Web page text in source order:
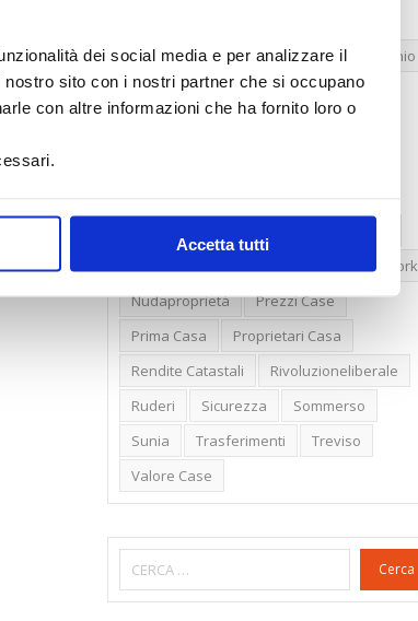
dei social media e per analizzare il
sito con i nostri partner che si occupano
con altre informazioni che ha fornito loro o
Accetta tutti
Compravendite Immobiliari
Condominio
Confcommercio
Confedilizia.EU
New York
Nudaproprietà
Prezzi Case
Prima Casa
Proprietari Casa
Rendite Catastali
Rivoluzioneliberale
Ruderi
Sicurezza
Sommerso
Sunia
Trasferimenti
Treviso
Valore Case
Cerca